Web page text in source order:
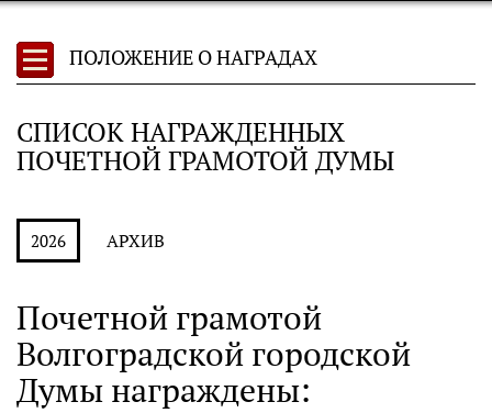
ПОЛОЖЕНИЕ О НАГРАДАХ
СПИСОК НАГРАЖДЕННЫХ
ПОЧЕТНОЙ ГРАМОТОЙ ДУМЫ
2026 АРХИВ
Почетной грамотой
Волгоградской городской
Думы награждены: